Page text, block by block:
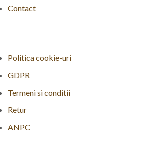
Contact
Politica cookie-uri
GDPR
Termeni si conditii
Retur
ANPC